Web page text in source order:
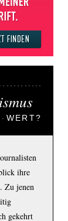
WERT?
ihre
Zu jenen
gekehrt